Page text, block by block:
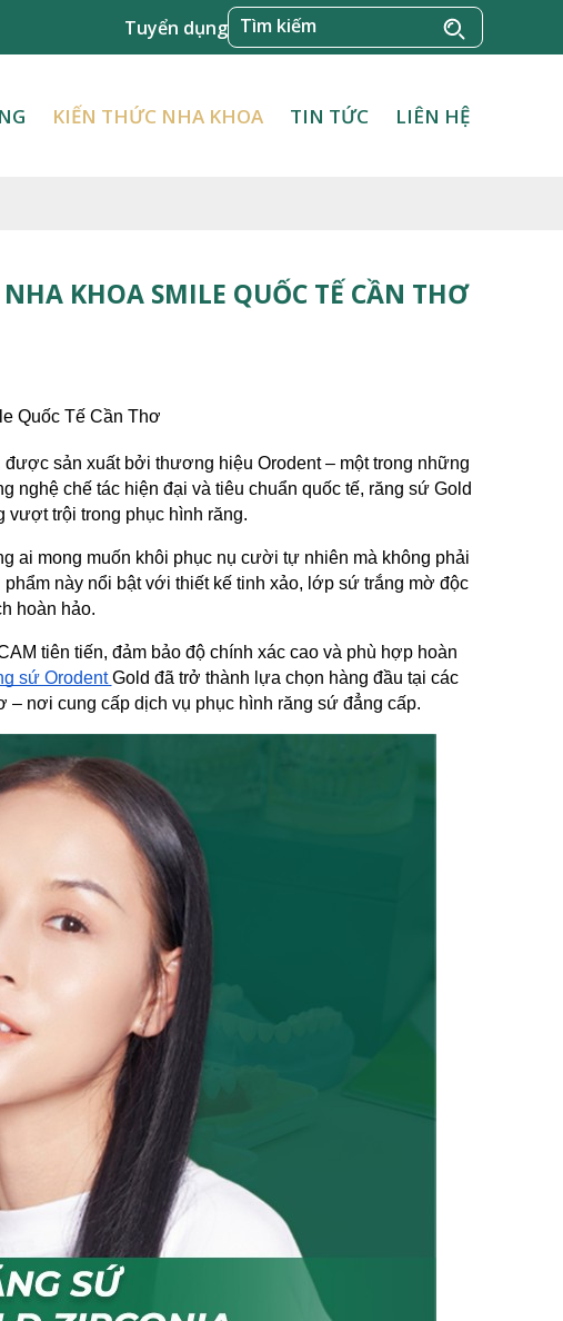
Tuyển dụng
KIẾN THỨC NHA KHOA TIN TỨC LIÊN HỆ
KHOA SMILE QUỐC TẾ CẦN THƠ
Quốc Tế Cần Thơ
sản xuất bởi thương hiệu Orodent – một trong những
chế tác hiện đại và tiêu chuẩn quốc tế, răng sứ Gold
vượt trội trong phục hình răng.
ai mong muốn khôi phục nụ cười tự nhiên mà không phải
này nổi bật với thiết kế tinh xảo, lớp sứ trắng mờ độc
hoàn hảo.
tiên tiến, đảm bảo độ chính xác cao và phù hợp hoàn
sứ Orodent Gold đã trở thành lựa chọn hàng đầu tại các
– nơi cung cấp dịch vụ phục hình răng sứ đẳng cấp.